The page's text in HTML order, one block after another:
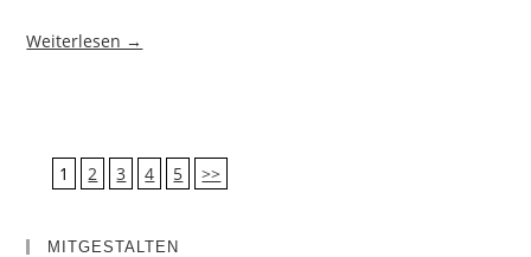
Weiterlesen →
1 2 3 4 5 >>
MITGESTALTEN